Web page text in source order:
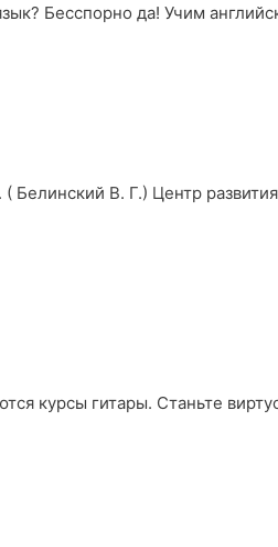
Бесспорно да! Учим
В. Г.) Центр
курсы гитары. Станьте